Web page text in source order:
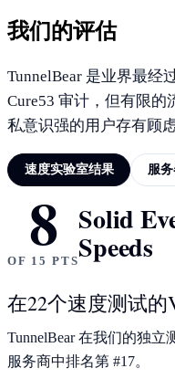
我们的评估
TunnelBear 是业界最经
Cure53 审计，但有限的
私意识强的用户存有顾虑
速度实验室结果 服
速度实验室结果
8
OF 15 PTS
Solid
Speeds
在22个速度测试的
TunnelBear 在我们的独
服务商中排名第 #17。